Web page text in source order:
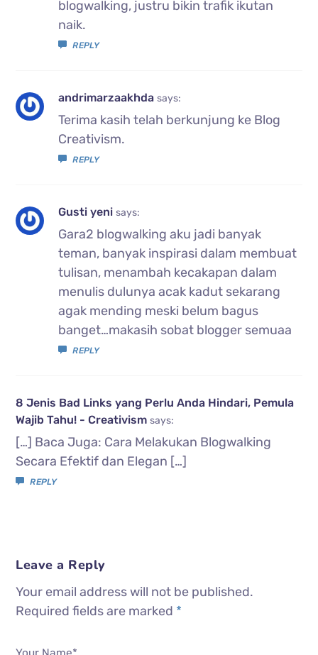
blogwalking, justru bikin trafik ikutan
naik.
REPLY
andrimarzaakhdasays:
Terima kasih telah berkunjung ke Blog
Creativism.
REPLY
Gusti yenisays:
Gara2 blogwalking aku jadi banyak
teman, banyak inspirasi dalam membuat
tulisan, menambah kecakapan dalam
menulis dulunya acak kadut sekarang
agak mending meski belum bagus
banget…makasih sobat blogger semuaa
REPLY
8 Jenis Bad Links yang Perlu Anda Hindari, Pemula
Wajib Tahu! - Creativism says:
[…] Baca Juga: Cara Melakukan Blogwalking
Secara Efektif dan Elegan […]
REPLY
Leave a Reply
Your email address will not be published.
Required fields are marked *